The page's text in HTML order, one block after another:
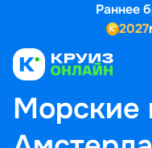
Раннее
2027
ГЛАВНАЯ • ПОПУЛЯРНЫЕ
МОРСКИЕ КРУИЗЫ ИЗ
Морские